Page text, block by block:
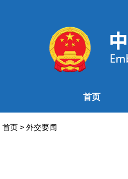
首页
首页 > 外交要闻